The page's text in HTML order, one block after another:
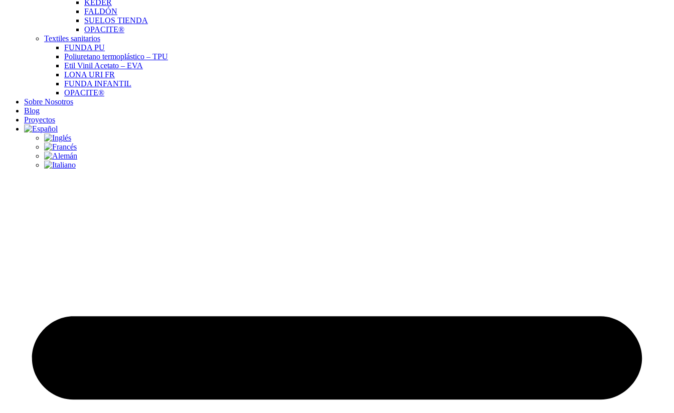
KEDER
FALDÓN
SUELOS TIENDA
OPACITE®
Textiles sanitarios
FUNDA PU
Poliuretano termoplástico – TPU
Etil Vinil Acetato – EVA
LONA URI FR
FUNDA INFANTIL
OPACITE®
Sobre Nosotros
Blog
Proyectos